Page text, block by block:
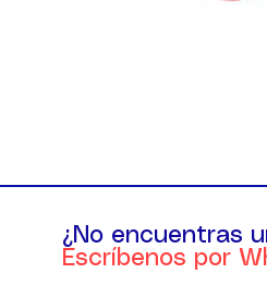
¿No encuentras
Escríbenos por